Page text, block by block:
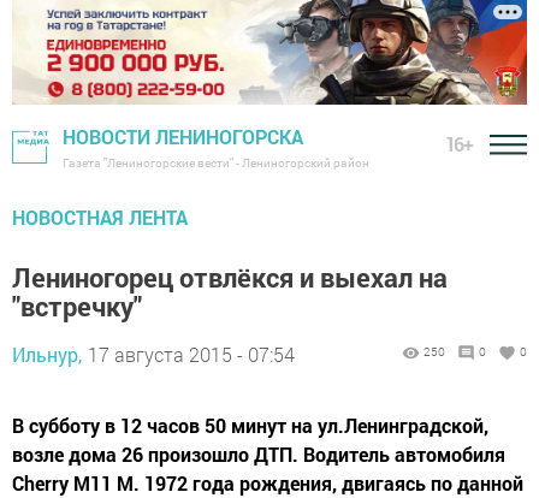
НОВОСТИ ЛЕНИНОГОРСКА
Газета "Лениногорские вести" - Лениногорский район
16+
НОВОСТНАЯ ЛЕНТА
Лениногорец отвлёкся и выехал на
"встречку"
Ильнур, 17 августа 2015 - 07:54 250 0 0
В субботу в 12 часов 50 минут на ул.Ленинградской,
возле дома 26 произошло ДТП. Водитель автомобиля
Cherry M11 М. 1972 года рождения, двигаясь по данной